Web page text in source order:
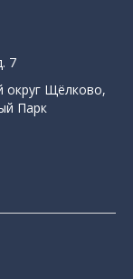
7
округ Щёлково,
Парк